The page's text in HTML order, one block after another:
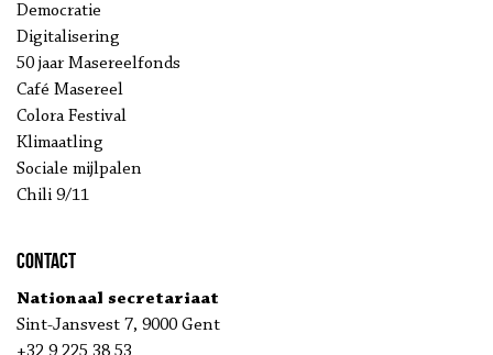
Democratie
Digitalisering
50 jaar Masereelfonds
Café Masereel
Colora Festival
Klimaatling
Sociale mijlpalen
Chili 9/11
Contact
Nationaal secretariaat
Sint-Jansvest 7, 9000 Gent
+32 9 225 38 53